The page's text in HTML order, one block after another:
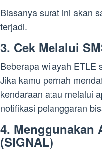
Biasanya surat ini akan
terjadi.
3. Cek Melalui
Beberapa wilayah ETLE
Jika kamu pernah
kendaraan atau melalui
notifikasi pelanggaran
4. Menggunakan
(SIGNAL)